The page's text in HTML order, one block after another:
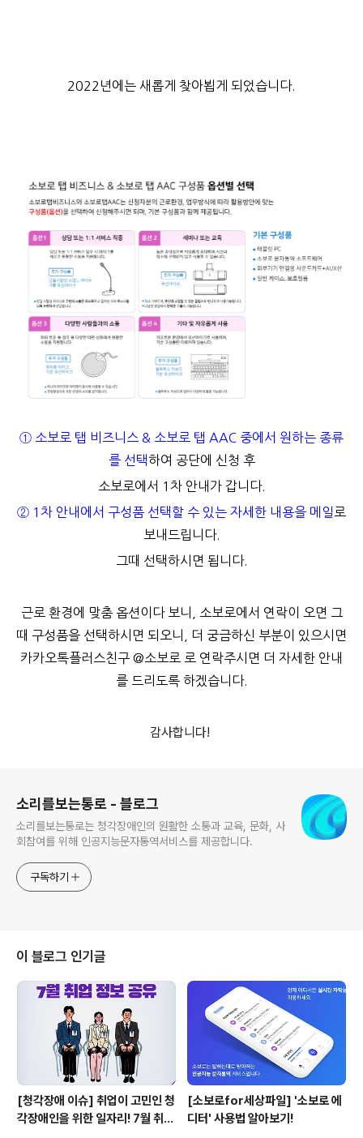
2022년에는 새롭게 찾아뵙게 되었습니다.
① 소보로 탭 비즈니스 & 소보로 탭 AAC 중에서 원하는 종류
를 선택하여 공단에 신청 후
소보로에서 1차 안내가 갑니다.
② 1차 안내에서 구성품 선택할 수 있는 자세한 내용을 메일 로
보내드립니다.
그때 선택하시면 됩니다.
근로 환경에 맞춤 옵션이다 보니, 소보로에서 연락이 오면 그
때 구성품을 선택하시면 되오니, 더 궁금하신 부분이 있으시면
카카오톡플러스친구 @소보로 로 연락주시면 더 자세한 안내
를 드리도록 하겠습니다.
감사합니다!
소리를보는통로 - 블로그
소리를보는통로는 청각장애인의 원활한 소통과 교육, 문화, 사
회참여를 위해 인공지능문자통역서비스를 제공합니다.
구독하기
이 블로그 인기글
[청각장애 이슈] 취업이 고민인 청
각장애인을 위한 일자리! 7월 취업
[소보로for세상파일] '소보로 에
디터' 사용법 알아보기!